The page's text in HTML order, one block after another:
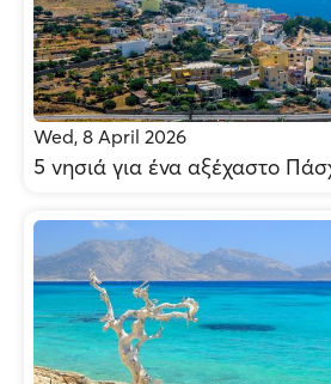
Wed, 8 April 2026
5 νησιά για ένα αξέχαστο